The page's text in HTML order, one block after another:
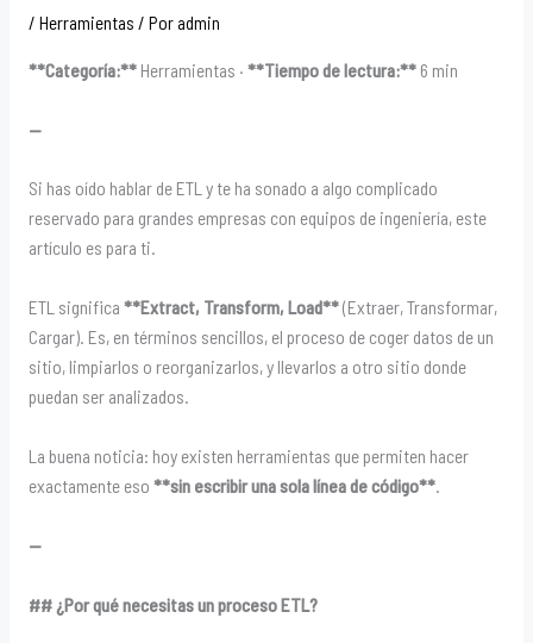
/ Herramientas / Poradmin
**Categoría:**Herramientas · **Tiempo de lectura:**6 min
—
Si has oído hablar de ETL y te ha sonado a algo complicado
reservado para grandes empresas con equipos de ingeniería, este
artículo es para ti.
ETL significa **Extract, Transform, Load**(Extraer, Transformar,
Cargar). Es, en términos sencillos, el proceso de coger datos de un
sitio, limpiarlos o reorganizarlos, y llevarlos a otro sitio donde
puedan ser analizados.
La buena noticia: hoy existen herramientas que permiten hacer
exactamente eso **sin escribir una sola línea de código**.
—
## ¿Por qué necesitas un proceso ETL?